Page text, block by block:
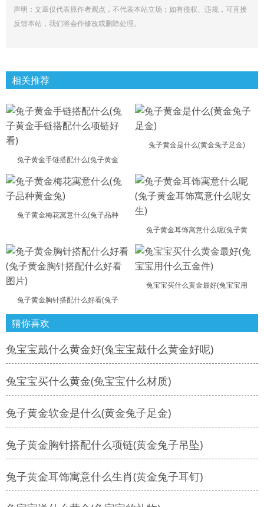
声明：文章仅代表原作者观点，不代表本站立场；如有侵权、违规，可直接
反馈本站，我们将会作修改或删除处理。
相关推荐
兔子黄金手链搭配什么(兔子黄金
兔子黄金是什么(黄金兔子足金)
兔子黄金梅花寓意什么(兔子品种
兔子黄金耳饰寓意什么呢(兔子黄
兔子黄金胸针搭配什么好看(兔子
兔宝宝买什么黄金最好(兔宝宝用
猜你喜欢
兔宝宝戴什么黄金好(兔宝宝戴什么黄金好呢)
兔宝宝买什么黄金(兔宝宝什么材质)
兔子黄金软金是什么(黄金兔子足金)
兔子黄金胸针搭配什么项链(黄金兔子吊坠)
兔子黄金耳饰寓意什么生肖(黄金兔子耳钉)